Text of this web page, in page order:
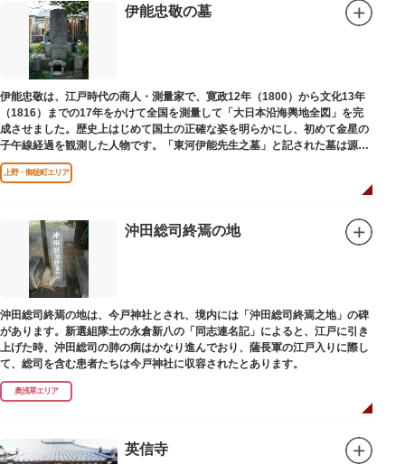
伊能忠敬の墓
伊能忠敬は、江戸時代の商人・測量家で、寛政12年（1800）から文化13年
（1816）までの17年をかけて全国を測量して「大日本沿海輿地全図」を完
成させました。歴史上はじめて国土の正確な姿を明らかにし、初めて金星の
子午線経過を観測した人物です。「東河伊能先生之墓」と記された墓は源空
寺（げんくうじ）にあります。
上野・御徒町エリア
沖田総司終焉の地
沖田総司終焉の地は、今戸神社とされ、境内には「沖田総司終焉之地」の碑
があります。新選組隊士の永倉新八の「同志連名記」によると、江戸に引き
上げた時、沖田総司の肺の病はかなり進んでおり、薩長軍の江戸入りに際し
て、総司を含む患者たちは今戸神社に収容されたとあります。
奥浅草エリア
英信寺